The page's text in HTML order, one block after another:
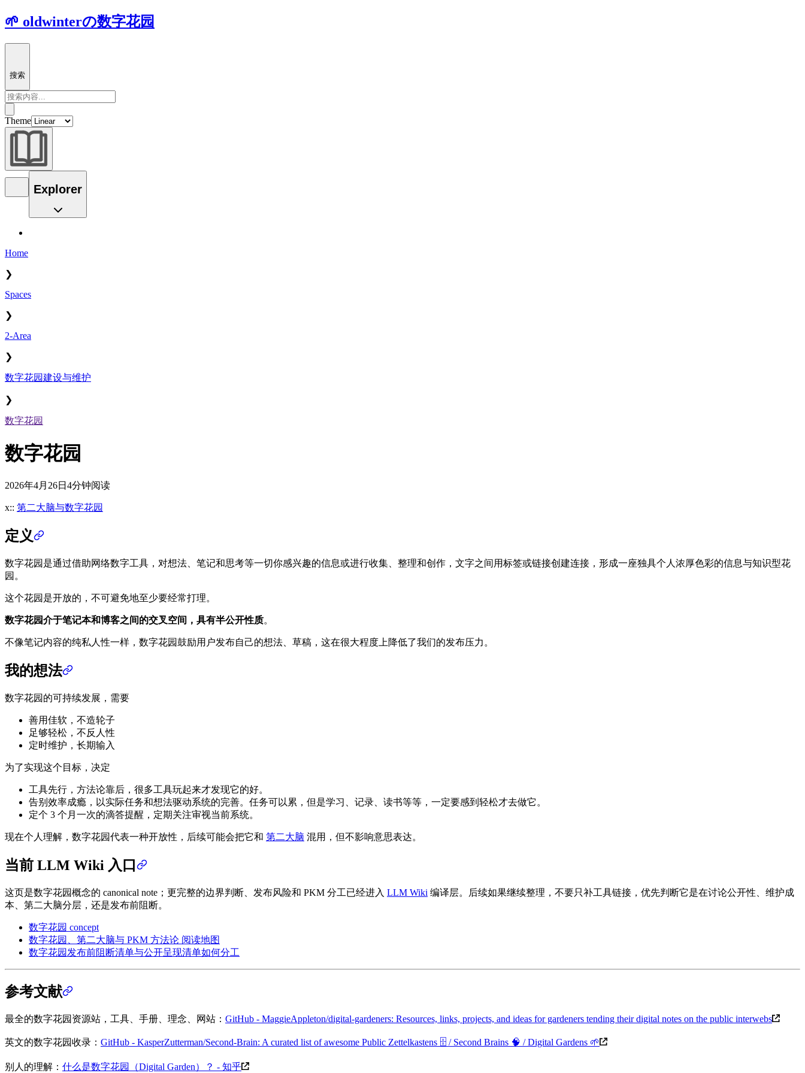
🌱 oldwinterの数字花园
搜索
Theme
Explorer
Home
❯
Spaces
❯
2-Area
❯
数字花园建设与维护
❯
数字花园
数字花园
2026年4月26日 4分钟阅读
x:: 第二大脑与数字花园
定义
数字花园是通过借助网络数字工具，对想法、笔记和思考等一切你感兴趣的信息或进行收集、整理和创作，文字之间用标签或链接创建连接，形成一座独具个人浓厚色彩的信息与知识型花
园。
这个花园是开放的，不可避免地至少要经常打理。
数字花园介于笔记本和博客之间的交叉空间，具有半公开性质。
不像笔记内容的纯私人性一样，数字花园鼓励用户发布自己的想法、草稿，这在很大程度上降低了我们的发布压力。
我的想法
数字花园的可持续发展，需要
善用佳软，不造轮子
足够轻松，不反人性
定时维护，长期输入
为了实现这个目标，决定
工具先行，方法论靠后，很多工具玩起来才发现它的好。
告别效率成瘾，以实际任务和想法驱动系统的完善。任务可以累，但是学习、记录、读书等等，一定要感到轻松才去做它。
定个 3 个月一次的滴答提醒，定期关注审视当前系统。
现在个人理解，数字花园代表一种开放性，后续可能会把它和 第二大脑 混用，但不影响意思表达。
当前 LLM Wiki 入口
这页是数字花园概念的 canonical note；更完整的边界判断、发布风险和 PKM 分工已经进入 LLM Wiki 编译层。后续如果继续整理，不要只补工具链接，优先判断它是在讨论公开性、维护成
本、第二大脑分层，还是发布前阻断。
数字花园 concept
数字花园、第二大脑与 PKM 方法论 阅读地图
数字花园发布前阻断清单与公开呈现清单如何分工
参考文献
最全的数字花园资源站，工具、手册、理念、网站： GitHub - MaggieAppleton/digital-gardeners: Resources, links, projects, and ideas for gardeners tending their digital notes on the public interwebs
英文的数字花园收录： GitHub - KasperZutterman/Second-Brain: A curated list of awesome Public Zettelkastens 🗄️ / Second Brains 🧠 / Digital Gardens 🌱
别人的理解： 什么是数字花园（Digital Garden）？ - 知乎